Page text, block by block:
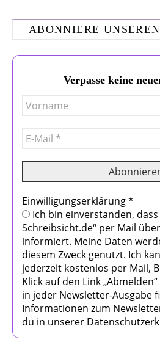
ABONNIERE
Verpasse keine
Einwilligungserklärung*
Ich bin einverstanden,
Schreibsicht.de“ per Mail
informiert. Meine Daten
diesem Zweck genutzt. Ich
jederzeit kostenlos per Mail,
Klick auf den Link
in jeder Newsletter-Ausgabe
Informationen zum
du in unserer